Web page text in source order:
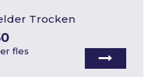
Trocken
fles